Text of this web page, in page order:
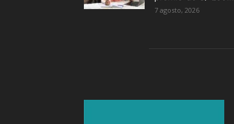
7 agosto, 2026